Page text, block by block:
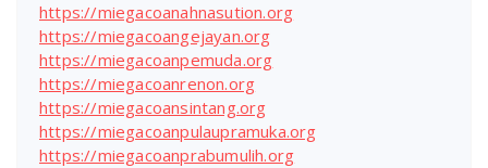
https://miegacoanahnasution.org
https://miegacoangejayan.org
https://miegacoanpemuda.org
https://miegacoanrenon.org
https://miegacoansintang.org
https://miegacoanpulaupramuka.org
https://miegacoanprabumulih.org